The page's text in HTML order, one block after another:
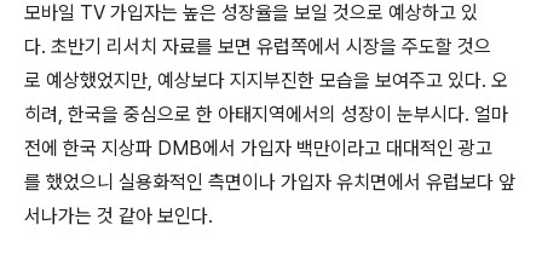
모바일 TV 가입자는 높은 성장율을 보일 것으로 예상하고 있
다. 초반기 리서치 자료를 보면 유럽쪽에서 시장을 주도할 것으
로 예상했었지만, 예상보다 지지부진한 모습을 보여주고 있다. 오
히려, 한국을 중심으로 한 아태지역에서의 성장이 눈부시다. 얼마
전에 한국 지상파 DMB에서 가입자 백만이라고 대대적인 광고
를 했었으니 실용화적인 측면이나 가입자 유치면에서 유럽보다 앞
서나가는 것 같아 보인다.